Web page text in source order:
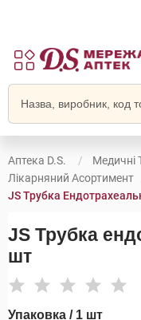
Аптека D.S.
Медичні
Лікарняний Асортимент
JS Трубка
JS Трубка
шт
Упаковка / 1 шт